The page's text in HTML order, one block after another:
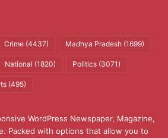
Crime (4437) Madhya Pradesh (1699)
National (1820) Politics (3071)
(495)
WordPress Newspaper, Magazine,
Packed with options that allow you to